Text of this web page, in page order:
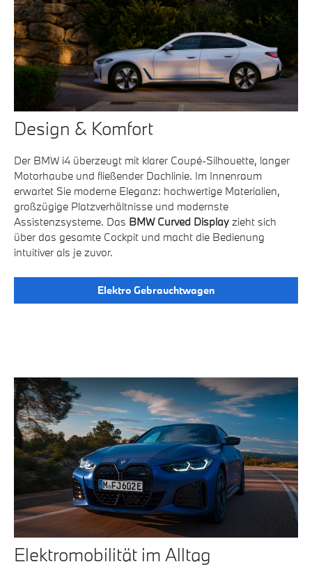
Design & Komfort
Der BMW i4 überzeugt mit klarer Coupé-Silhouette, langer
Motorhaube und fließender Dachlinie. Im Innenraum
erwartet Sie moderne Eleganz: hochwertige Materialien,
großzügige Platzverhältnisse und modernste
Assistenzsysteme. Das BMW Curved Display zieht sich
über das gesamte Cockpit und macht die Bedienung
intuitiver als je zuvor.
Elektro Gebrauchtwagen
Elektromobilität im Alltag